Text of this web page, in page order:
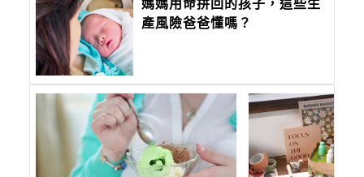
媽媽用命拼回的孩子，這些生
產風險爸爸懂嗎？